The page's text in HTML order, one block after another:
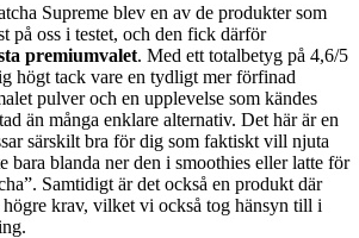
Supreme blev en av de produkter som
på oss i testet, och den fick därför
premiumvalet. Med ett totalbetyg på 4,6/5
högt tack vare en tydligt mer förfinad
pulver och en upplevelse som kändes
än många enklare alternativ. Det här är en
särskilt bra för dig som faktiskt vill njuta
bara blanda ner den i smoothies eller latte för
Samtidigt är det också en produkt där
krav, vilket vi också tog hänsyn till i